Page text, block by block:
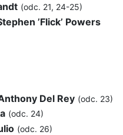
(odc. 21, 24-25)
’Flick’ Powers
Del Rey (odc. 23)
(odc. 24)
(odc. 26)